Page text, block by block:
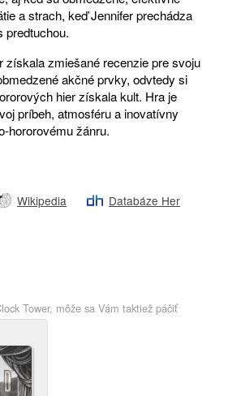
a strach, keď Jennifer prechádza
predtuchou.
získala zmiešané recenzie pre svoju
akčné prvky, odvtedy si
hier získala kult. Hra je
príbeh, atmosféru a inovatívny
hororovému žánru.
Wikipedia Databáze Her
Tower, môže sa Vám taktiež páčiť